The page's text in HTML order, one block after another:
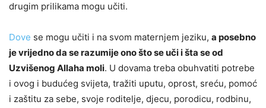
drugim prilikama mogu učiti.
Dove se mogu učiti i na svom maternjem jeziku, a posebno
je vrijedno da se razumije ono što se uči i šta se od
Uzvišenog Allaha moli. U dovama treba obuhvatiti potrebe
i ovog i budućeg svijeta, tražiti uputu, oprost, sreću, pomoć
i zaštitu za sebe, svoje roditelje, djecu, porodicu, rodbinu,